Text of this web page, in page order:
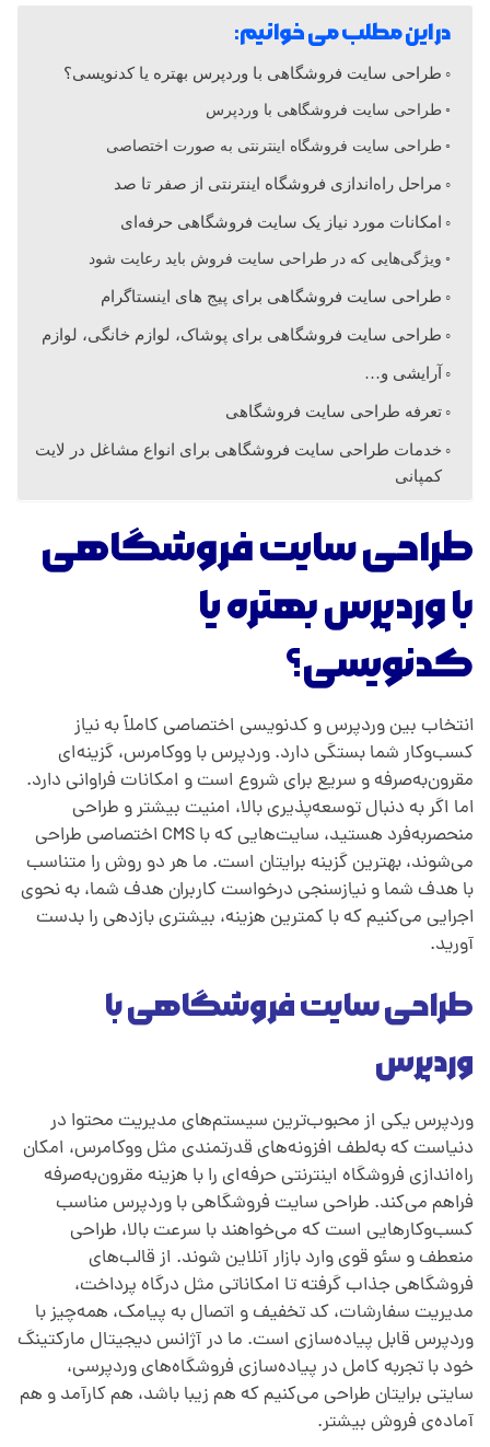
ت
ش
گ
ه
ی
در این مطلب می خوانیم:
طراحی سایت فروشگاهی با وردپرس بهتره یا کدنویسی؟
طراحی سایت فروشگاهی با وردپرس
طراحی سایت فروشگاه اینترنتی به صورت اختصاصی
مراحل راه‌اندازی فروشگاه اینترنتی از صفر تا صد
امکانات مورد نیاز یک سایت فروشگاهی حرفه‌ای
ویژگی‌هایی که در طراحی سایت فروش باید رعایت شود
طراحی سایت فروشگاهی برای پیج های اینستاگرام
طراحی سایت فروشگاهی برای پوشاک، لوازم خانگی، لوازم
آرایشی و…
تعرفه طراحی سایت فروشگاهی
خدمات طراحی سایت فروشگاهی برای انواع مشاغل در لایت
کمپانی
طراحی سایت فروشگاهی
با وردپرس بهتره یا
کدنویسی؟
انتخاب بین وردپرس و کدنویسی اختصاصی کاملاً به نیاز
کسب‌وکار شما بستگی دارد. وردپرس با ووکامرس، گزینه‌ای
مقرون‌به‌صرفه و سریع برای شروع است و امکانات فراوانی دارد.
اما اگر به دنبال توسعه‌پذیری بالا، امنیت بیشتر و طراحی
منحصربه‌فرد هستید، سایت‌هایی که با CMS اختصاصی طراحی
می‌شوند، بهترین گزینه برایتان است. ما هر دو روش را متناسب
با هدف شما و نیازسنجی درخواست کاربران هدف شما، به نحوی
اجرایی می‌کنیم که با کمترین هزینه، بیشتری بازدهی را بدست
آورید.
طراحی سایت فروشگاهی با
وردپرس
وردپرس یکی از محبوب‌ترین سیستم‌های مدیریت محتوا در
دنیاست که به‌لطف افزونه‌های قدرتمندی مثل ووکامرس، امکان
راه‌اندازی فروشگاه اینترنتی حرفه‌ای را با هزینه مقرون‌به‌صرفه
فراهم می‌کند. طراحی سایت فروشگاهی با وردپرس مناسب
کسب‌وکارهایی است که می‌خواهند با سرعت بالا، طراحی
منعطف و سئو قوی وارد بازار آنلاین شوند. از قالب‌های
فروشگاهی جذاب گرفته تا امکاناتی مثل درگاه پرداخت،
مدیریت سفارشات، کد تخفیف و اتصال به پیامک، همه‌چیز با
وردپرس قابل پیاده‌سازی است. ما در آژانس دیجیتال مارکتینگ
خود با تجربه کامل در پیاده‌سازی فروشگاه‌های وردپرسی،
سایتی برایتان طراحی می‌کنیم که هم زیبا باشد، هم کارآمد و هم
آماده‌ی فروش بیشتر.